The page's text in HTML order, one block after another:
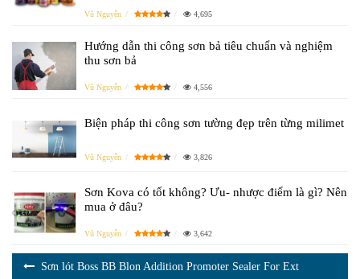
Vũ Nguyễn 4,695
Hướng dẫn thi công sơn bả tiêu chuẩn và nghiệm
thu sơn bả
Vũ Nguyễn 4,556
Biện pháp thi công sơn tường đẹp trên từng milimet
Vũ Nguyễn 3,826
Sơn Kova có tốt không? Ưu- nhược điểm là gì? Nên
mua ở đâu?
Vũ Nguyễn 3,642
Sơn lót Boss BB Blon Addition Promoter Sealer For Ext